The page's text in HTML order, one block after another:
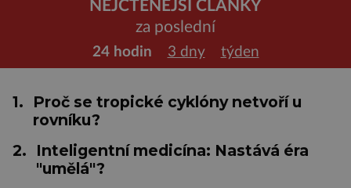
NEJČTENĚJŠÍ ČLÁNKY
za poslední
24 hodin 3 dny týden
1.
Proč se tropické cyklóny netvoří u
rovníku?
2.
Inteligentní medicína: Nastává éra
"umělá"?